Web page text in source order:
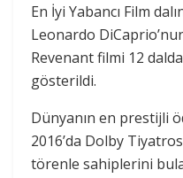
En İyi Yabancı Film
Leonardo
Revenant filmi 12
gösterildi.
Dünyanın en prestijli
2016’da Dolby
törenle sahiplerini